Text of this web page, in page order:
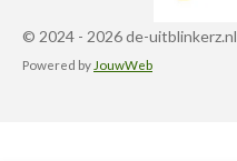
© 2024 - 2026 de-uitblinkerz.nl
Powered by JouwWeb